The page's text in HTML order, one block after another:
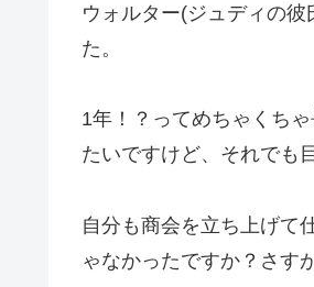
ウォルター(ジュディの
た。
1年！？ってめちゃくち
たいですけど、それでも
自分も商会を立ち上げて
ゃなかったですか？さす